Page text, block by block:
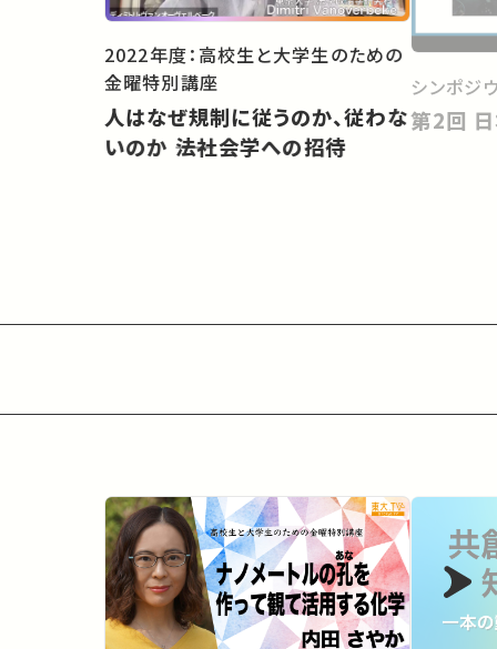
2022年度：高校生と大学生のための
金曜特別講座
人はなぜ規制に従うのか、従わな
いのか ――法社会学への招待
シンポジ
第